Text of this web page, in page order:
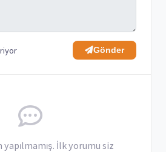
Gönder
İlk yorumu siz